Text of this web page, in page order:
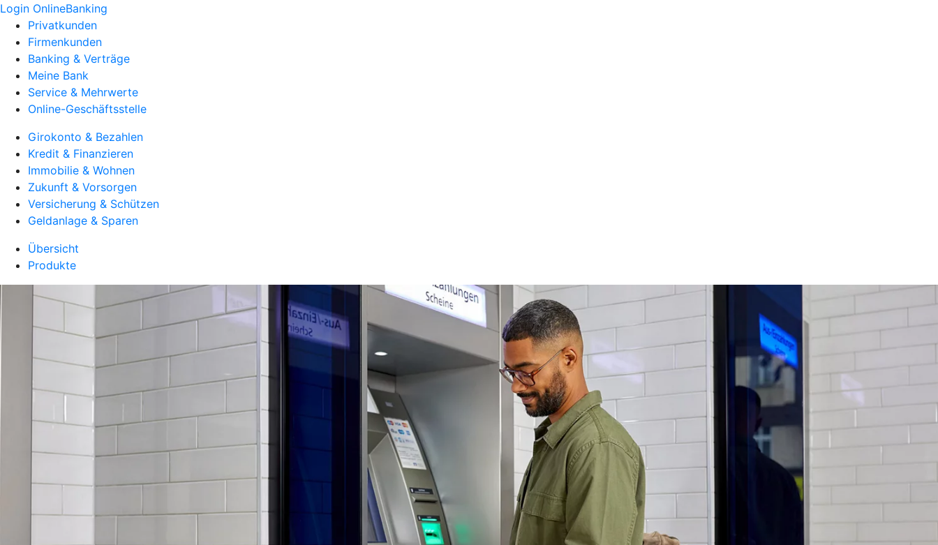
Login OnlineBanking
Privatkunden
Firmenkunden
Banking & Verträge
Meine Bank
Service & Mehrwerte
Online-Geschäftsstelle
Girokonto & Bezahlen
Kredit & Finanzieren
Immobilie & Wohnen
Zukunft & Vorsorgen
Versicherung & Schützen
Geldanlage & Sparen
Übersicht
Produkte